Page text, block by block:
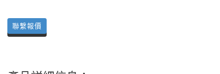
聯繫報價